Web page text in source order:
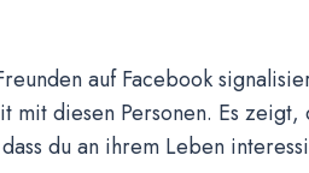
auf Facebook
mit diesen Personen. Es
du an ihrem Leben